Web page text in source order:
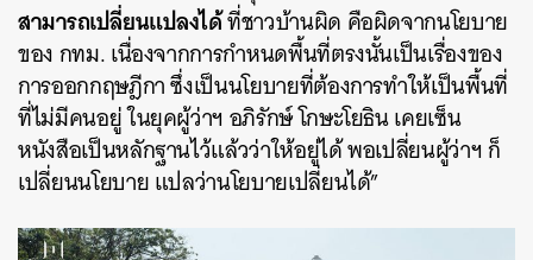
สามารถเปลี่ยนแปลงได้ที่ชาวบ้านผิด คือผิดจากนโยบาย
ของ กทม. เนื่องจากการกำหนดพื้นที่ตรงนั้นเป็นเรื่องของ
การออกกฤษฎีกา ซึ่งเป็นนโยบายที่ต้องการทำให้เป็นพื้นที่
ที่ไม่มีคนอยู่ ในยุคผู้ว่าฯ อภิรักษ์ โกษะโยธิน เคยเซ็น
หนังสือเป็นหลักฐานไว้แล้วว่าให้อยู่ได้ พอเปลี่ยนผู้ว่าฯ ก็
เปลี่ยนนโยบาย แปลว่านโยบายเปลี่ยนได้”